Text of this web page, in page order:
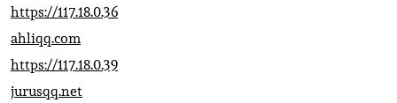
https://117.18.0.36
ahliqq.com
https://117.18.0.39
jurusqq.net